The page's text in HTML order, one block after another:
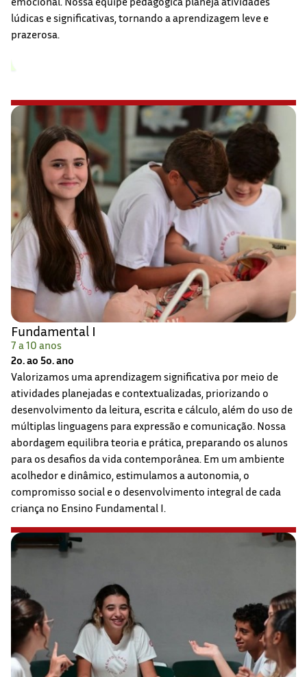
lúdicas e significativas, tornando a aprendizagem leve e
prazerosa.
Fundamental I
7 a 10 anos
2o. ao 5o. ano
Valorizamos uma aprendizagem significativa por meio de
atividades planejadas e contextualizadas, priorizando o
desenvolvimento da leitura, escrita e cálculo, além do uso de
múltiplas linguagens para expressão e comunicação. Nossa
abordagem equilibra teoria e prática, preparando os alunos
para os desafios da vida contemporânea. Em um ambiente
acolhedor e dinâmico, estimulamos a autonomia, o
compromisso social e o desenvolvimento integral de cada
criança no Ensino Fundamental I.